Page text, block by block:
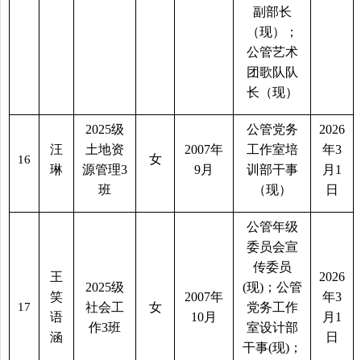
副部长
（现）；
公管艺术
团歌队队
长（现）
16
汪
琳
2025级
土地资
源管理3
班
女
2007年
9月
公管党务
工作室培
训部干事
（现）
2026
年3
月 1
日
17
王
笑
语
涵
2025级
社会工
作3班
女
2007年
10月
公管年级
委员会宣
传委员
(现)；公管
党务工作
室设计部
干事(现)；
2026
年3
月 1
日